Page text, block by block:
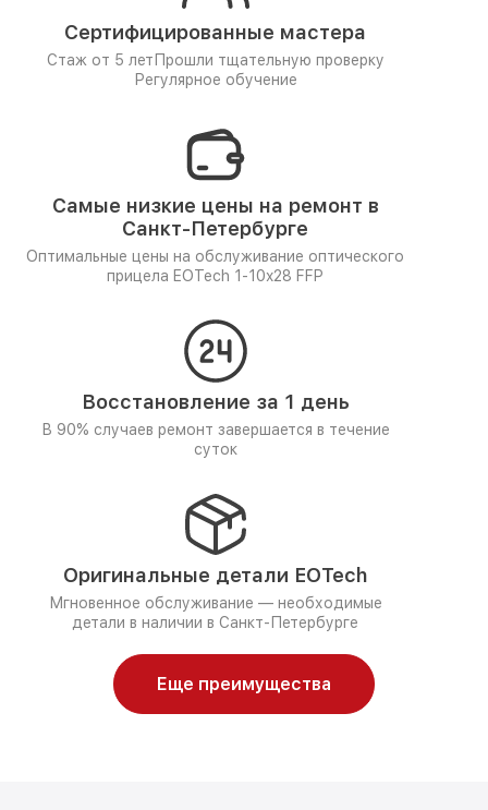
Сертифицированные мастера
Стаж от 5 лет Прошли тщательную проверку
Регулярное обучение
Самые низкие цены на ремонт в
Санкт-Петербурге
Оптимальные цены на обслуживание оптического
прицела EOTech 1-10x28 FFP
Восстановление за 1 день
В 90% случаев ремонт завершается в течение
суток
Оригинальные детали EOTech
Мгновенное обслуживание — необходимые
детали в наличии в Санкт-Петербурге
Еще преимущества